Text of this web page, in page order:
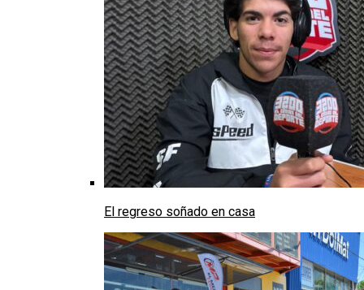
El regreso soñado en casa